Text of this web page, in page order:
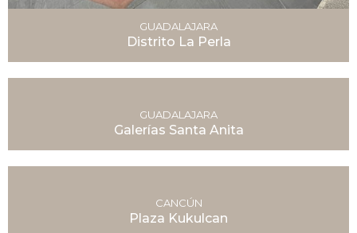
GUADALAJARA
Distrito La Perla
GUADALAJARA
Galerías Santa Anita
CANCÚN
Plaza Kukulcan